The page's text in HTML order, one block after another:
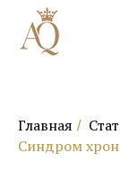
Главная /
Синдром